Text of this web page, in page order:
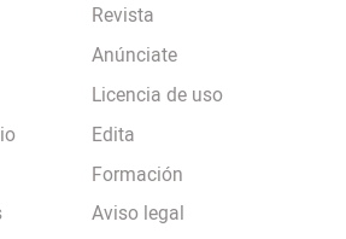
Revista
Anúnciate
Licencia de uso
Edita
Formación
Aviso legal